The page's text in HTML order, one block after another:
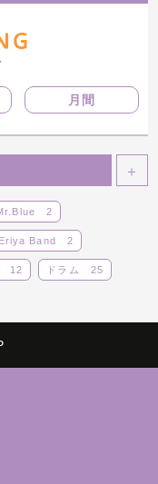
月間
＋
2
Band 2
12 ドラム 25